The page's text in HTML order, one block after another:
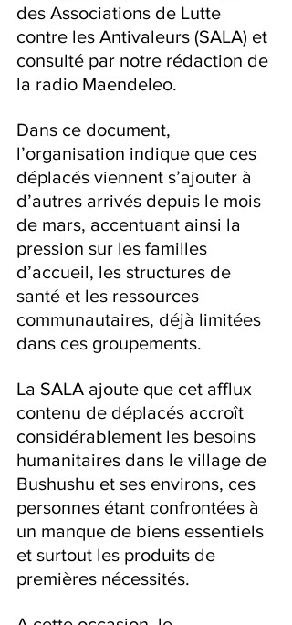
des Associations de Lutte
contre les Antivaleurs (SALA) et
consulté par notre rédaction de
la radio Maendeleo.
Dans ce document,
l’organisation indique que ces
déplacés viennent s’ajouter à
d’autres arrivés depuis le mois
de mars, accentuant ainsi la
pression sur les familles
d’accueil, les structures de
santé et les ressources
communautaires, déjà limitées
dans ces groupements.
La SALA ajoute que cet afflux
contenu de déplacés accroît
considérablement les besoins
humanitaires dans le village de
Bushushu et ses environs, ces
personnes étant confrontées à
un manque de biens essentiels
et surtout les produits de
premières nécessités.